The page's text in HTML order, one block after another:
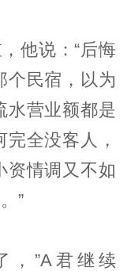
他说：“后悔
个民宿，以为
水营业额都是
全没客人，
资情调又不如
”
，”A君继续